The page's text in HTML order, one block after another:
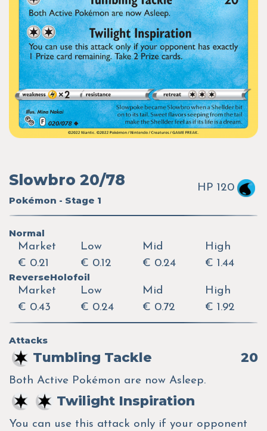
Slowbro 20/78
Pokémon - Stage 1
HP 120
Normal
Market
€ 0.21
Low
€ 0.12
Mid
€ 0.24
High
€ 1.44
ReverseHolofoil
Market
€ 0.43
Low
€ 0.24
Mid
€ 0.72
High
€ 1.92
Attacks
Tumbling Tackle 20
Both Active Pokémon are now Asleep.
Twilight Inspiration
You can use this attack only if your opponent